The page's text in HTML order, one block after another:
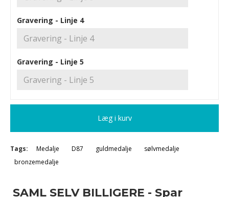
Gravering - Linje 4
Gravering - Linje 5
Læg i kurv
Tags: Medalje D87 guldmedalje
sølvmedalje
bronzemedalje
SAML SELV BILLIGERE - Spar